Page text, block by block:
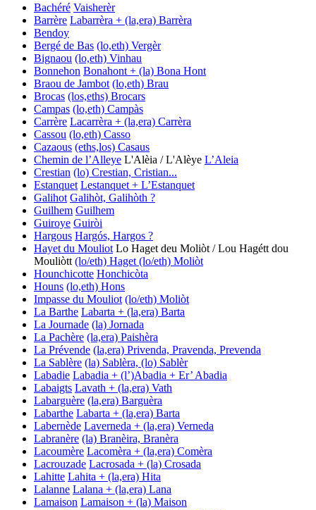
Bachéré Vaisherèr
Barrère Labarrèra + (la,era) Barrèra
Bendoy
Bergé de Bas (lo,eth) Vergèr
Bignaou (lo,eth) Vinhau
Bonnehon Bonahont + (la) Bona Hont
Braou de Jambot (lo,eth) Brau
Brocas (los,eths) Brocars
Campas (lo,eth) Campàs
Carrère Lacarrèra + (la,era) Carrèra
Cassou (lo,eth) Casso
Cazaous (eths,los) Casaus
Chemin de l’Alleye L'Alèia / L'Alèye L’Aleia
Crestian (lo) Crestian, Cristian...
Estanquet Lestanquet + L’Estanquet
Galihot Galihòt, Galihòth ?
Guilhem Guilhem
Guiroye Guiròi
Hargous Hargós, Hargos ?
Hayet du Mouliot Lo Haget deu Moliòt / Lou Hagétt dou
Mouliòtt (lo/eth) Haget (lo/eth) Moliòt
Hounchicotte Honchicòta
Houns (lo,eth) Hons
Impasse du Mouliot (lo/eth) Moliòt
La Barthe Labarta + (la,era) Barta
La Journade (la) Jornada
La Pachère (la,era) Paishèra
La Prévende (la,era) Privenda, Pravenda, Prevenda
La Sablère (la) Sablèra, (lo) Sablèr
Labadie Labadia + (l’)Abadia + Er’ Abadia
Labaigts Lavath + (la,era) Vath
Labarguère (la,era) Barguèra
Labarthe Labarta + (la,era) Barta
Labernède Laverneda + (la,era) Verneda
Labranère (la) Branèira, Branèra
Lacoumère Lacomèra + (la,era) Comèra
Lacrouzade Lacrosada + (la) Crosada
Lahitte Lahita + (la,era) Hita
Lalanne Lalana + (la,era) Lana
Lamaison Lamaison + (la) Maison